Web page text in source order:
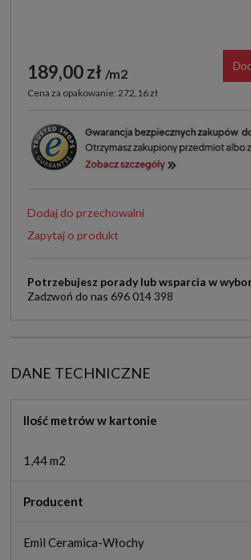
189,00 zł m2
Cena za opakowanie: 272,16 zł
Dodaj do przechowalni
Zapytaj o produkt
Potrzebujesz porady lub wsparcia w
Zadzwoń do nas 696 014 398
DANE TECHNICZNE
Ilość metrów w kartonie
1,44 m2
Producent
Emil Ceramica-Włochy